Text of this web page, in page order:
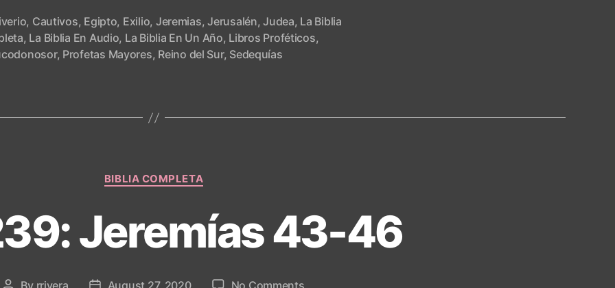
, Cautivos, Egipto, Exilio, Jeremias,Jerusalén,Judea, La Biblia
, La Biblia En Audio, La Biblia En Un Año, Libros Proféticos,
, Profetas Mayores, Reino del Sur, Sedequías
Categories
BIBLIA COMPLETA
Jeremías 43-46
By rrivera August 27, 2020 No Commentson